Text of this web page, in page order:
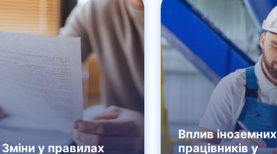
Зміни у правилах
Вплив іноземних
працівників у